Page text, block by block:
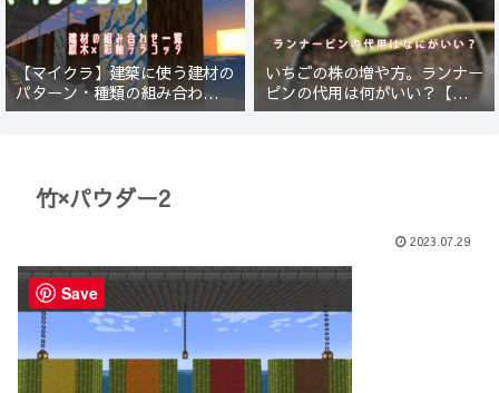
【マイクラ】建築に使う建材の
パターン・種類の組み合わせ一
覧！原木×彩釉テラコッタ編
いちごの株の増や方。ランナー
ピンの代用は何がいい？【５年
放置したイチゴは復活するの
竹×パウダー2
2023.07.29
Save